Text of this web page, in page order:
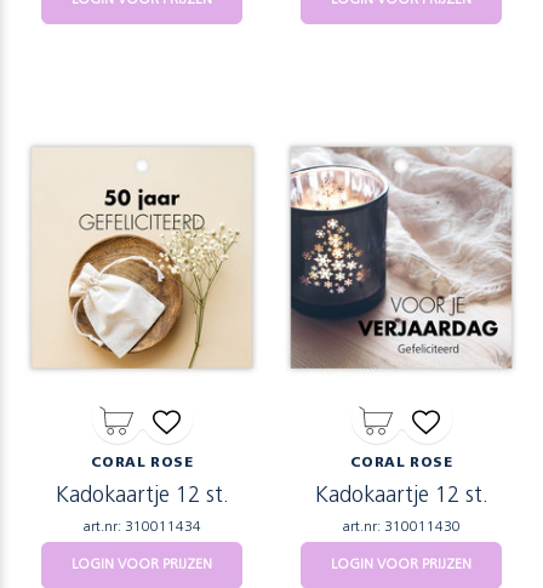
CORAL ROSE
Kadokaartje 12 st.
art.nr: 310011434
LOGIN VOOR PRIJZEN
CORAL ROSE
Kadokaartje 12 st.
art.nr: 310011430
LOGIN VOOR PRIJZEN